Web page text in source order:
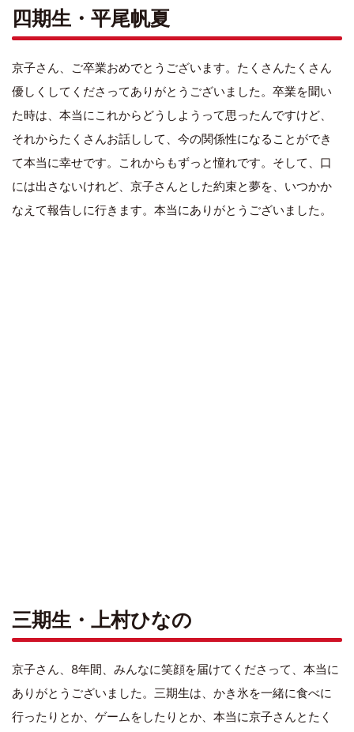
四期生・平尾帆夏
京子さん、ご卒業おめでとうございます。たくさんたくさん
優しくしてくださってありがとうございました。卒業を聞い
た時は、本当にこれからどうしようって思ったんですけど、
それからたくさんお話しして、今の関係性になることができ
て本当に幸せです。これからもずっと憧れです。そして、口
には出さないけれど、京子さんとした約束と夢を、いつかか
なえて報告しに行きます。本当にありがとうございました。
三期生・上村ひなの
京子さん、8年間、みんなに笑顔を届けてくださって、本当に
ありがとうございました。三期生は、かき氷を一緒に食べに
行ったりとか、ゲームをしたりとか、本当に京子さんとたく